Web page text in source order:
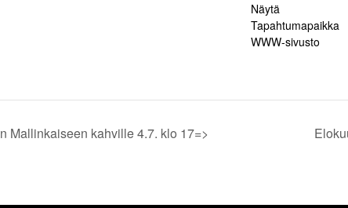
Näytä
Tapahtumapaikka
WWW-sivusto
Mallinkaiseen kahville 4.7. klo 17=>